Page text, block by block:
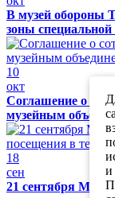
В музей обороны
зоны
10
окт
Соглашение о
музейным
18
сен
21 сентября
и